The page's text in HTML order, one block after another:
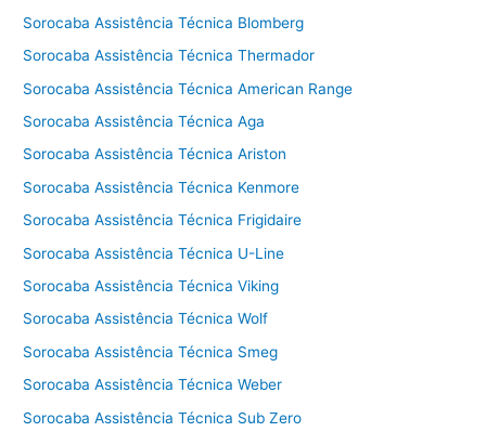
Sorocaba Assistência Técnica Blomberg
Sorocaba Assistência Técnica Thermador
Sorocaba Assistência Técnica American Range
Sorocaba Assistência Técnica Aga
Sorocaba Assistência Técnica Ariston
Sorocaba Assistência Técnica Kenmore
Sorocaba Assistência Técnica Frigidaire
Sorocaba Assistência Técnica U-Line
Sorocaba Assistência Técnica Viking
Sorocaba Assistência Técnica Wolf
Sorocaba Assistência Técnica Smeg
Sorocaba Assistência Técnica Weber
Sorocaba Assistência Técnica Sub Zero